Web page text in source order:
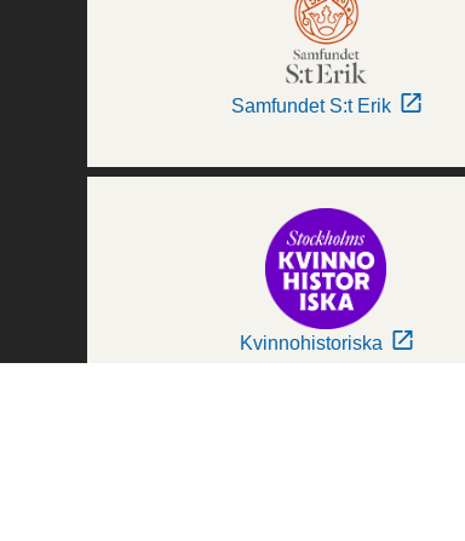
Samfundet S:t Erik
Kvinnohistoriska